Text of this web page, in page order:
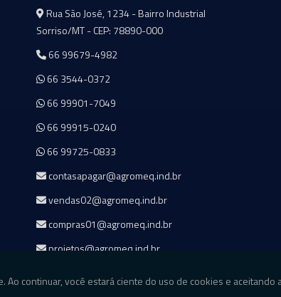
Agromeq
Rua São José, 1234 - Bairro Industrial
Sorriso/MT - CEP: 78890-000
66 99679-4982
66 3544-0372
66 99901-7049
66 99915-0240
66 99725-0833
contasapagar@agromeq.ind.br
vendas02@agromeq.ind.br
compras01@agromeq.ind.br
projetos@agromeq.ind.br